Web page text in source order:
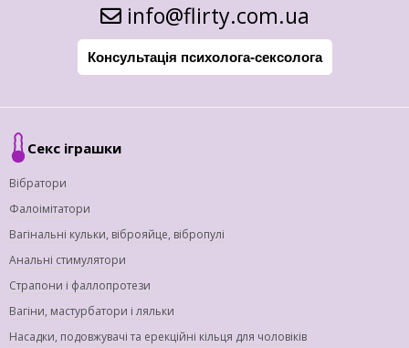
info@flirty.com.ua
Консультація психолога-сексолога
Секс іграшки
Вібратори
Фалоімітатори
Вагінальні кульки, віброяйце, вібропулі
Анальні стимулятори
Страпони і фаллопротези
Вагіни, мастурбатори і ляльки
Насадки, подовжувачі та ерекційні кільця для чоловіків